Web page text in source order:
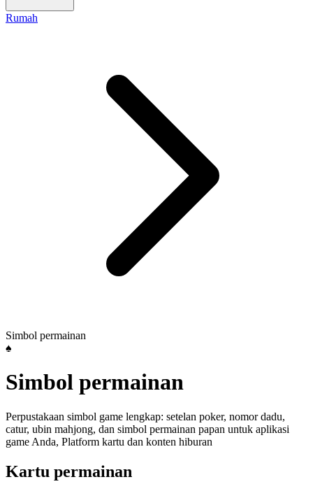
Rumah
Simbol permainan
♠️
Simbol permainan
Perpustakaan simbol game lengkap: setelan poker, nomor dadu,
catur, ubin mahjong, dan simbol permainan papan untuk aplikasi
game Anda, Platform kartu dan konten hiburan
Kartu permainan